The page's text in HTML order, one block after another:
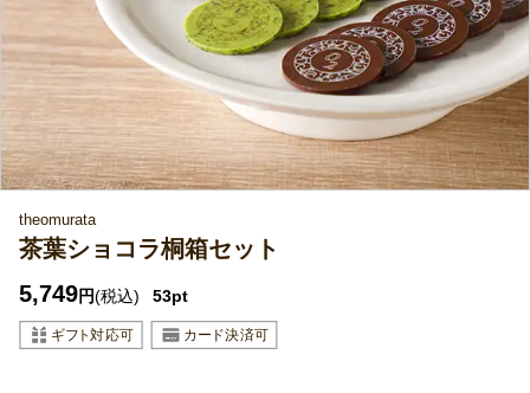
theomurata
茶葉ショコラ桐箱セット
5,749円(税込) 53pt